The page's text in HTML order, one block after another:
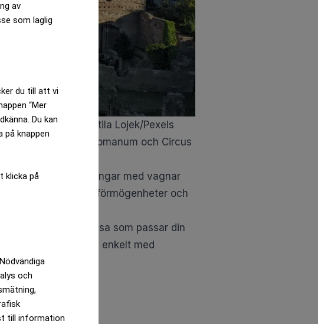
av
som laglig
du till att vi
“Mer
Du kan
på knappen
klicka på
och
till information
historia. Foto: Attila Lojek/Pexels
över både Forum Romanum och Circus
där hästkapplöpningar med vagnar
vinna enorma förmögenheter och
för att hitta den resa som passar din
passar dig och boka enkelt med